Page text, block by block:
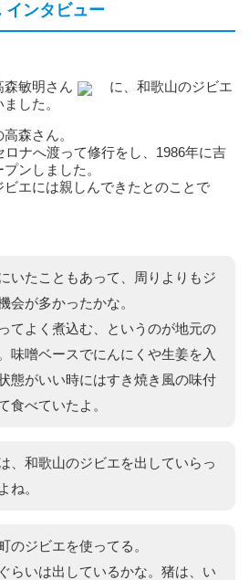
インタビュー
森敏明さん
に、和歌山のジビエ
した。
森さん。
ナへ渡って修行をし、1986年に吉
ンしました。
エには親しんできたとのことで
いたこともあって、周りよりもジ
会が多かったかな。
てよく煮込む、というのが地元の
味噌ベースでにんにくや生姜を入
態がいい時にはすき焼き風の味付
食べていたよ。
、和歌山のジビエを出していらっ
ね。
のジビエを使ってる。
らいは出しているかな。猪は、い